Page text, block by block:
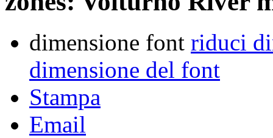
dimensione font riduci
dimensione del font
Stampa
Email